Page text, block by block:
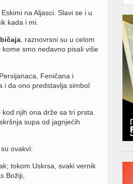
na Aljasci. Slavi se i u
kada i mi.
, raznovrsni su u celom
kome smo nedavno pisali više
Feničana i
i da ono predstavlja simbol
njih ona drže sa tri prsta.
supa od jagnjećih
ovakvi:
tokom Uskrsa, svaki vernik
Božiji,